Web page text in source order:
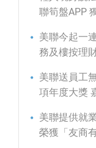
聯筍盤APP
美聯今起一
務及樓按理
美聯送員工
項年度大獎
美聯提供就
榮獲「友商